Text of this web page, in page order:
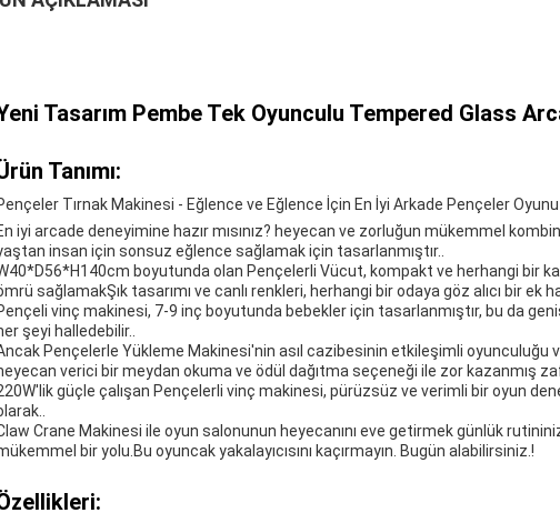
Tasarım Pembe Tek Oyunculu Tempered Glass
Tanımı:
Tırnak Makinesi - Eğlence ve Eğlence İçin En İyi Arkade Pençeler Oyunu
iyi arcade deneyimine hazır mısınız? heyecan ve zorluğun mükemmel
insan için sonsuz eğlence sağlamak için tasarlanmıştır..
boyutunda olan Pençelerli Vücut, kompakt ve herhangi bir
sağlamakŞık tasarımı ve canlı renkleri, herhangi bir odaya göz alıcı bir ek
vinç makinesi, 7-9 inç boyutunda bebekler için tasarlanmıştır, bu da
şeyi halledebilir..
Pençelerle Yükleme Makinesi'nin asıl cazibesinin etkileşimli oyunculuğu
verici bir meydan okuma ve ödül dağıtma seçeneği ile zor kazanmış
güçle çalışan Pençelerli vinç makinesi, pürüzsüz ve verimli bir oyun
Crane Makinesi ile oyun salonunun heyecanını eve getirmek günlük
bir yolu.Bu oyuncak yakalayıcısını kaçırmayın. Bugün alabilirsiniz.!